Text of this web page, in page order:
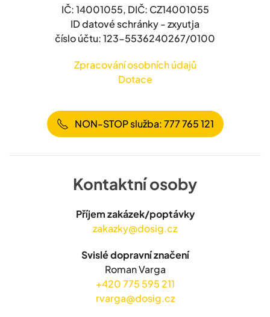
IČ: 14001055, DIČ: CZ14001055
ID datové schránky - zxyutja
číslo účtu: 123-5536240267/0100
Zpracování osobních údajů
Dotace
NON-STOP služba: 777 765 121
Kontaktní osoby
Příjem zakázek/poptávky
zakazky@dosig.cz
Svislé dopravní značení
Roman Varga
+420 775 595 211
rvarga@dosig.cz